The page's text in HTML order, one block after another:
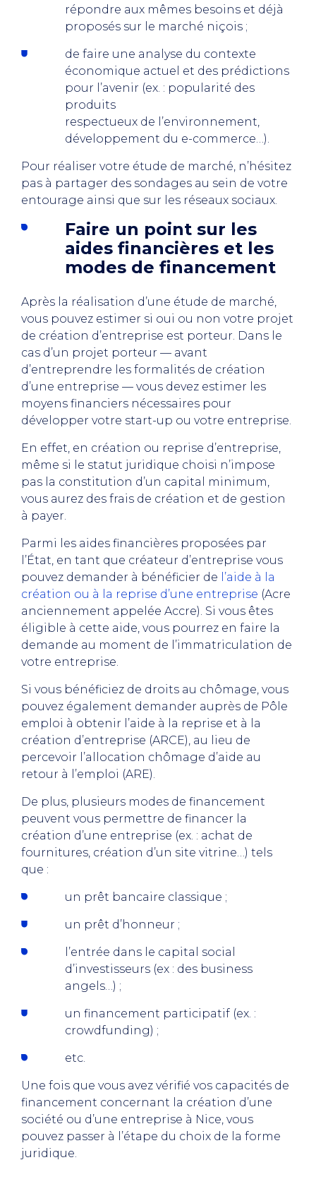
répondre aux mêmes besoins et déjà
proposés sur le marché niçois ;
de faire une analyse du contexte
économique actuel et des prédictions
pour l’avenir (ex. : popularité des
produits
respectueux de l’environnement,
développement du e-commerce…).
Pour réaliser votre étude de marché, n’hésitez
pas à partager des sondages au sein de votre
entourage ainsi que sur les réseaux sociaux.
Faire un point sur les
aides financières et les
modes de financement
Après la réalisation d’une étude de marché,
vous pouvez estimer si oui ou non votre projet
de création d’entreprise est porteur. Dans le
cas d’un projet porteur — avant
d’entreprendre les formalités de création
d’une entreprise — vous devez estimer les
moyens financiers nécessaires pour
développer votre start-up ou votre entreprise.
En effet, en création ou reprise d’entreprise,
même si le statut juridique choisi n’impose
pas la constitution d’un capital minimum,
vous aurez des frais de création et de gestion
à payer.
Parmi les aides financières proposées par
l’État, en tant que créateur d’entreprise vous
pouvez demander à bénéficier de l’aide à la
création ou à la reprise d’une entreprise (Acre
anciennement appelée Accre). Si vous êtes
éligible à cette aide, vous pourrez en faire la
demande au moment de l’immatriculation de
votre entreprise.
Si vous bénéficiez de droits au chômage, vous
pouvez également demander auprès de Pôle
emploi à obtenir l’aide à la reprise et à la
création d’entreprise (ARCE), au lieu de
percevoir l’allocation chômage d’aide au
retour à l’emploi (ARE).
De plus, plusieurs modes de financement
peuvent vous permettre de financer la
création d’une entreprise (ex. : achat de
fournitures, création d’un site vitrine…) tels
que :
un prêt bancaire classique ;
un prêt d’honneur ;
l’entrée dans le capital social
d’investisseurs (ex : des business
angels…) ;
un financement participatif (ex. :
crowdfunding) ;
etc.
Une fois que vous avez vérifié vos capacités de
financement concernant la création d’une
société ou d’une entreprise à Nice, vous
pouvez passer à l’étape du choix de la forme
juridique.